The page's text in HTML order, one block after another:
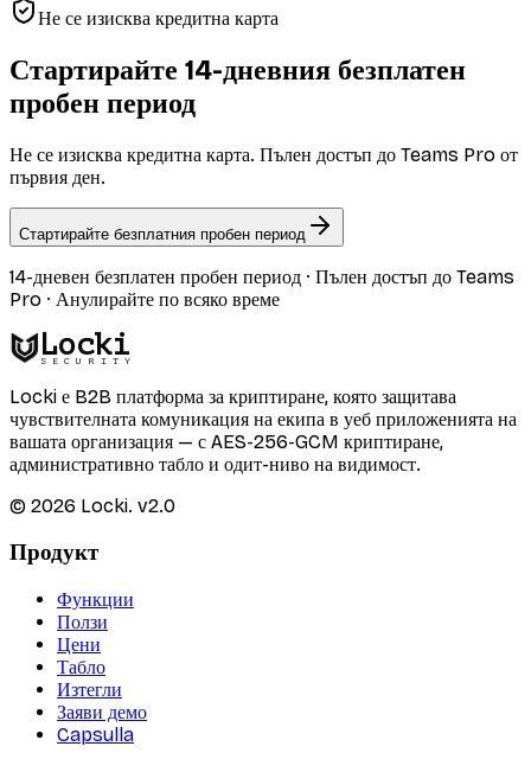
Не се изисква кредитна карта
Стартирайте 14-дневния безплатен
пробен период
Не се изисква кредитна карта. Пълен достъп до Teams Pro от
първия ден.
Стартирайте безплатния пробен период
14-дневен безплатен пробен период · Пълен достъп до Teams
Pro · Анулирайте по всяко време
Locki
SECURITY
Locki е B2B платформа за криптиране, която защитава
чувствителната комуникация на екипа в уеб приложенията на
вашата организация — с AES-256-GCM криптиране,
административно табло и одит-ниво на видимост.
© 2026 Locki. v2.0
Продукт
Функции
Ползи
Цени
Табло
Изтегли
Заяви демо
Capsulla